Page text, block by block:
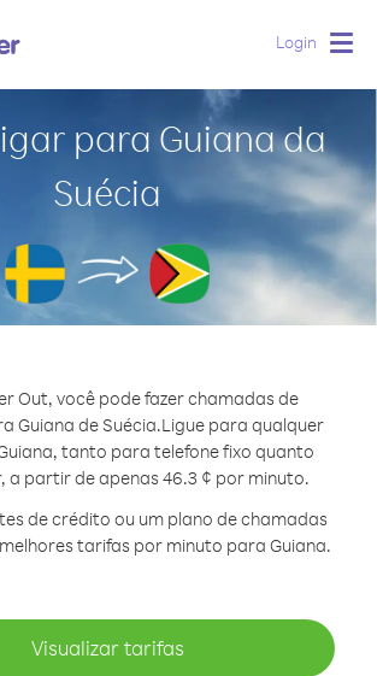
Login
para Guiana da
Suécia
Out, você pode fazer chamadas de
Guiana de Suécia.Ligue para qualquer
tanto para telefone fixo quanto
a partir de apenas 46.3 ¢ por minuto.
de crédito ou um plano de chamadas
tarifas por minuto para Guiana.
Visualizar tarifas